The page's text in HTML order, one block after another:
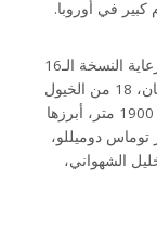
كبير في أوروبا.
ويتنافس في السباق البالغة جائزته 16 ألف يورو، برعاية النسخة الـ16
لمهرجان سباقات سمو الشيخ منصور بن زايد آل نهيان، 18 من الخيول
العربية الأصيلة في سن أربع سنوات فقط، لمسافة 1900 متر، أبرزها
توماس دوميللو،
الشهواني،